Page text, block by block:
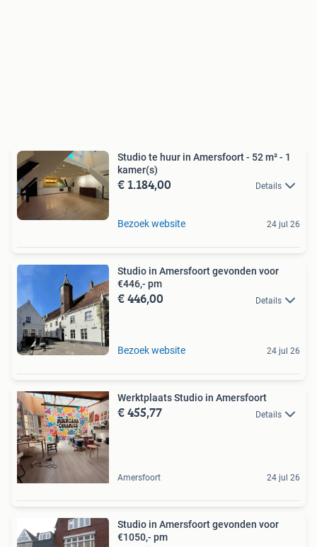
Studio te huur in Amersfoort - 52 m² - 1
kamer(s)
€ 1.184,00 Details
Bezoek website 24 jul 26
Studio in Amersfoort gevonden voor
€446,- pm
€ 446,00 Details
Bezoek website 24 jul 26
Werktplaats Studio in Amersfoort
€ 455,77 Details
Amersfoort 24 jul 26
Studio in Amersfoort gevonden voor
€1050,- pm